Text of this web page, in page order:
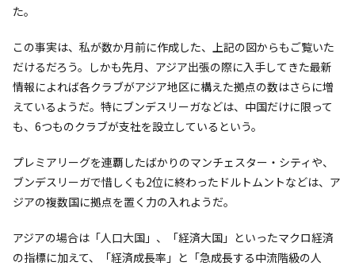
た。
この事実は、私が数か月前に作成した、上記の図からもご覧いた
だけるだろう。しかも先月、アジア出張の際に入手してきた最新
情報によれば各クラブがアジア地区に構えた拠点の数はさらに増
えているようだ。特にブンデスリーガなどは、中国だけに限って
も、6つものクラブが支社を設立しているという。
プレミアリーグを連覇したばかりのマンチェスター・シティや、
ブンデスリーガで惜しくも2位に終わったドルトムントなどは、ア
ジアの複数国に拠点を置く力の入れようだ。
アジアの場合は「人口大国」、「経済大国」といったマクロ経済
の指標に加えて、「経済成長率」と「急成長する中流階級の人